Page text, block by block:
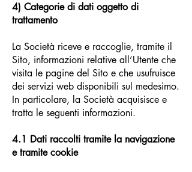
4) Categorie di dati oggetto di
trattamento
La Società riceve e raccoglie, tramite il
Sito, informazioni relative all’Utente che
visita le pagine del Sito e che usufruisce
dei servizi web disponibili sul medesimo.
In particolare, la Società acquisisce e
tratta le seguenti informazioni.
4.1 Dati raccolti tramite la navigazione
e tramite cookie